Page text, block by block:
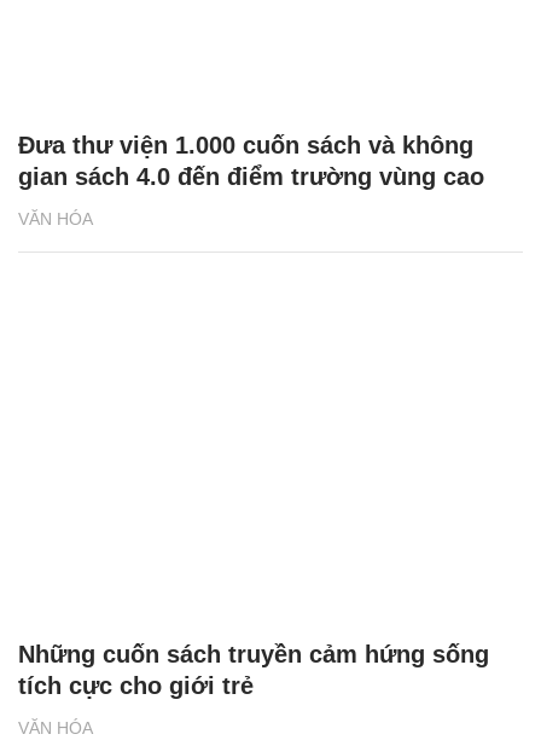
VĂN HÓA
Đưa thư viện 1.000 cuốn sách và không
gian sách 4.0 đến điểm trường vùng cao
VĂN HÓA
Những cuốn sách truyền cảm hứng sống
tích cực cho giới trẻ